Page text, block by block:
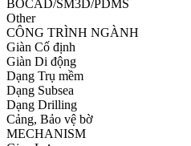
BOCAD/SM3D/PDMS
Other
CÔNG TRÌNH NGÀNH
Giàn Cố định
Giàn Di động
Dạng Trụ mềm
Dạng Subsea
Dạng Drilling
Cảng, Bảo vệ bờ
MECHANISM